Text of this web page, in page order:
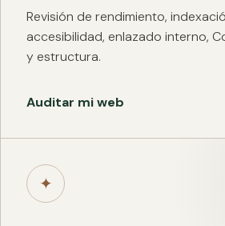
Revisión de rendimiento,
accesibilidad, enlazado interno,
y estructura.
Auditar mi web
✦